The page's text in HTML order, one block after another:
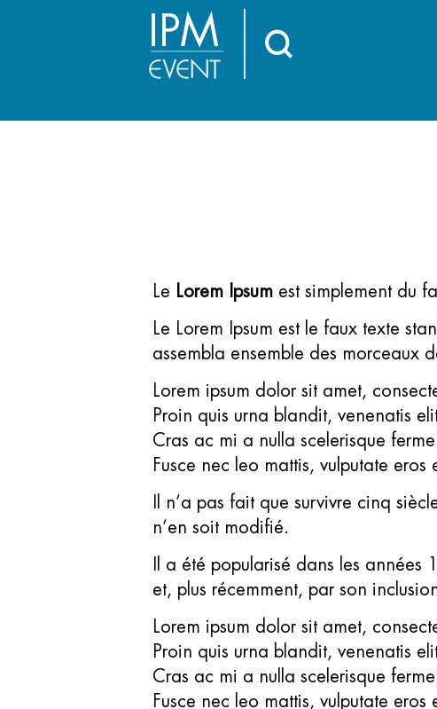
IPM
Le Lorem Ipsum est simplement du
Le Lorem Ipsum est le faux texte
assembla ensemble des morceaux
Lorem ipsum dolor sit amet,
Proin quis urna blandit, venenatis
Cras ac mi a nulla scelerisque
Fusce nec leo mattis, vulputate
Il n’a pas fait que survivre cinq
n’en soit modifié.
Il a été popularisé dans les
et, plus récemment, par son
Lorem ipsum dolor sit amet,
Proin quis urna blandit, venenatis
Cras ac mi a nulla scelerisque
Fusce nec leo mattis, vulputate